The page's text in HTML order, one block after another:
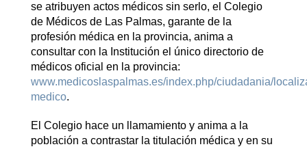
se atribuyen actos médicos sin serlo, el Colegio
de Médicos de Las Palmas, garante de la
profesión médica en la provincia, anima a
consultar con la Institución el único directorio de
médicos oficial en la provincia:
www.medicoslaspalmas.es/index.php/ciudadania/
medico.
El Colegio hace un llamamiento y anima a la
población a contrastar la titulación médica y en su